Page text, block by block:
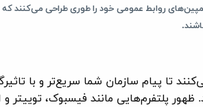
روابط عمومی خود را طوری طراحی می‌کنند
تا پیام سازمان شما سریع‌تر و با
پلتفرم‌هایی مانند فیسبوک، توییتر و